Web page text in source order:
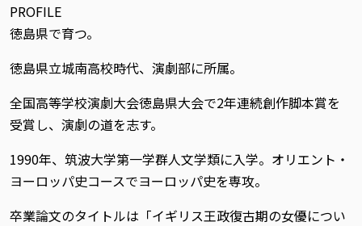
PROFILE
徳島県で育つ。
徳島県立城南高校時代、演劇部に所属。
全国高等学校演劇大会徳島県大会で2年連続創作脚本賞を
受賞し、演劇の道を志す。
1990年、筑波大学第一学群人文学類に入学。オリエント・
ヨーロッパ史コースでヨーロッパ史を専攻。
卒業論文のタイトルは「イギリス王政復古期の女優につい